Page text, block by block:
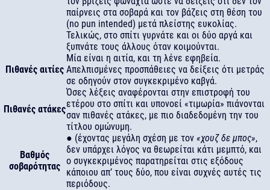
παίρνεις στα σοβαρά και τον βάζεις στη θέση του
(no pun intended) μετά πλείστης ευκολίας.
Τελικώς, στο σπίτι γυρνάτε και οι δύο αργά και
ξυπνάτε τους άλλους όταν κοιμούνται.
Πιθανές αιτίες
Μία είναι η αιτία, και τη λένε εφηβεία.
Απελπισμένες προσπάθειες να δείξεις ότι μετράς
σε οδηγούν στον συγκεκριμένο καβγά.
Πιθανές ατάκες
Όσες λέξεις αναφέρονται στην επιστροφή του
ετέρου στο σπίτι και υπονοεί «τιμωρία» πιάνονται
σαν πιθανές ατάκες, με πιο διαδεδομένη την του
τίτλου ομώνυμη.
Βαθμός
σοβαρότητας
● (έχοντας μεγάλη σχέση με τον «χουζ δε μπος»,
δεν υπάρχει λόγος να θεωρείται κάτι μεμπτό, και
ο συγκεκριμένος παρατηρείται στις εξόδους
κάποιου απ’ τους δύο, που είναι συχνές αυτές τις
περιόδους.